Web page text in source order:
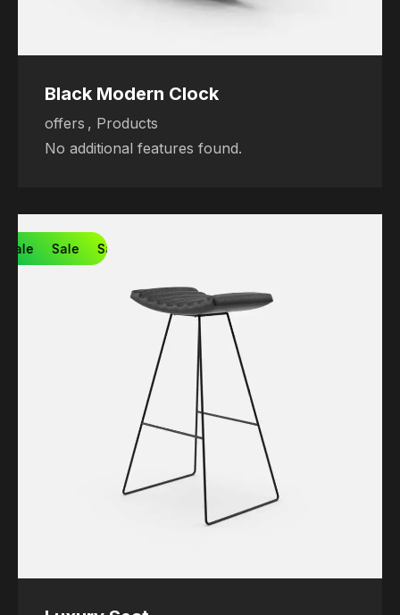
Black Modern Clock
offers , Products
No additional features found.
Sale Sale Sale